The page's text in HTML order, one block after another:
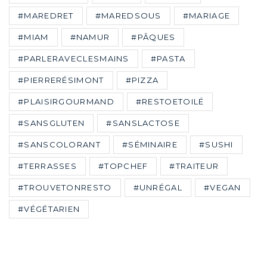
#MAREDRET #MAREDSOUS #MARIAGE
#MIAM #NAMUR #PÂQUES
#PARLERAVECLESMAINS #PASTA
#PIERRERÉSIMONT #PIZZA
#PLAISIRGOURMAND #RESTOETOILÉ
#SANSGLUTEN #SANSLACTOSE
#SANSCOLORANT #SÉMINAIRE #SUSHI
#TERRASSES #TOPCHEF #TRAITEUR
#TROUVETONRESTO #UNRÉGAL #VEGAN
#VÉGÉTARIEN